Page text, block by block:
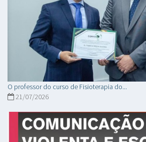
O professor do curso de Fisioterapia do...
21/07/2026